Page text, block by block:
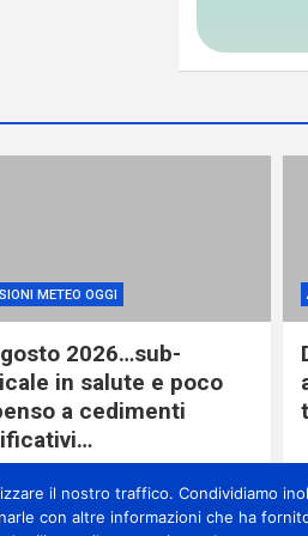
METEO OGGI
2026…sub-
in salute e poco
a cedimenti
il nostro traffico. Condividiamo
con altre informazioni che ha